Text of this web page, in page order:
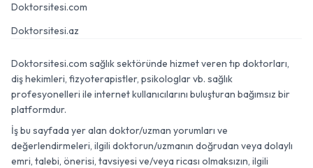
Doktorsitesi.com
Doktorsitesi.az
Doktorsitesi.com sağlık sektöründe hizmet veren tıp doktorları,
diş hekimleri, fizyoterapistler, psikologlar vb. sağlık
profesyonelleri ile internet kullanıcılarını buluşturan bağımsız bir
platformdur.
İş bu sayfada yer alan doktor/uzman yorumları ve
değerlendirmeleri, ilgili doktorun/uzmanın doğrudan veya dolaylı
emri, talebi, önerisi, tavsiyesi ve/veya ricası olmaksızın, ilgili